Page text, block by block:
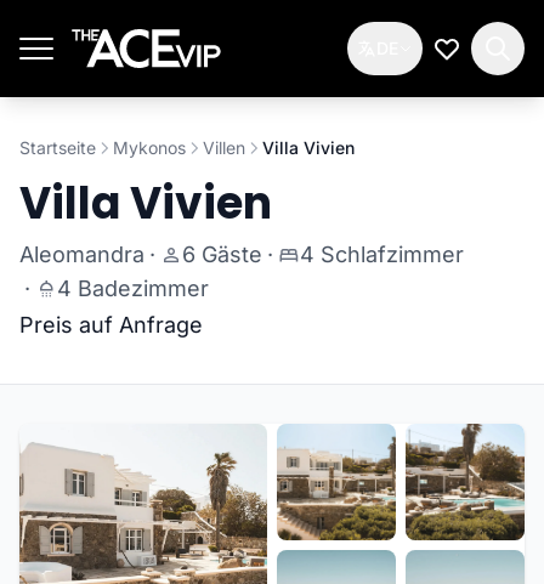
Meine
Startseite Mykonos Villen Villa Vivien
Villa Vivien
Aleomandra · 6 Gäste ·
4 Schlafzimmer
·
4 Badezimmer
Preis auf Anfrage